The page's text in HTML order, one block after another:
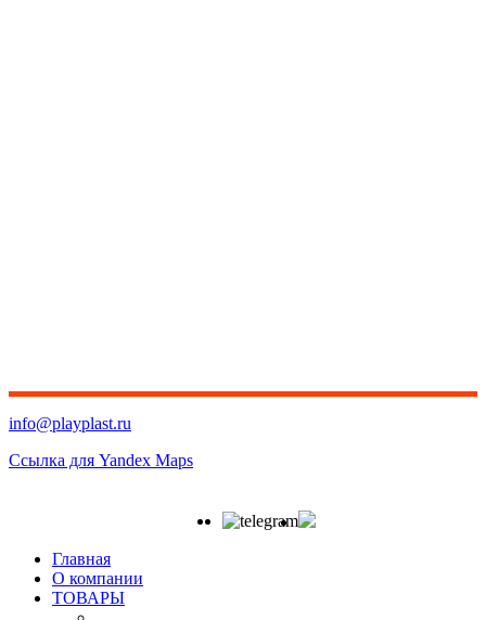
info@playplast.ru
Ссылка для Yandex Maps
Главная
О компании
ТОВАРЫ